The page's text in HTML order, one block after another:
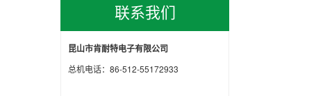
联系我们
昆山市肯耐特电子有限公司
总机电话：86-512-55172933